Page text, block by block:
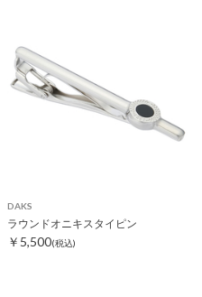
DAKS
ラウンドオニキスタイピン
￥5,500(税込)